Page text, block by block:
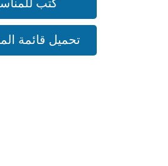
كتب
تحميل قائمة